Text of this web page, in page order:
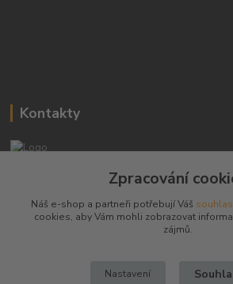
Kontakty
+420 603794370
zbranenaboje@seznam.cz
Zpracování
Náš e-shop a partneři potřebují Váš souhlas
cookies, aby Vám mohli zobrazovat
zájmů.
Nastavení